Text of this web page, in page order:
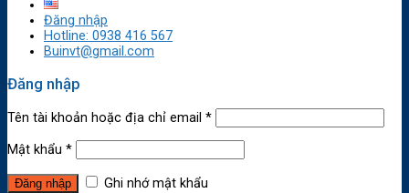
Đăng nhập
Hotline: 0938 416 567
Buinvt@gmail.com
Đăng nhập
Tên tài khoản hoặc địa chỉ email *
Mật khẩu *
Ghi nhớ mật khẩu